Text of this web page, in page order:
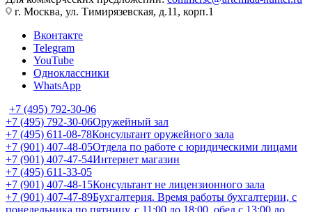
г. Москва, ул. Тимирязевская, д.11, корп.1
Вконтакте
Telegram
YouTube
Одноклассники
WhatsApp
+7 (495) 792-30-06
+7 (495) 792-30-06Оружейный зал
+7 (495) 611-08-78Консультант оружейного зала
+7 (901) 407-48-05Отдела по работе с юридическими лицами
+7 (901) 407-47-54Интернет магазин
+7 (495) 611-33-05
+7 (901) 407-48-15Консультант не лицензионного зала
+7 (901) 407-47-89Бухгалтерия. Время работы бухгалтерии, с
понедельника по пятницу, с 11:00 до 18:00, обед с 13:00 до